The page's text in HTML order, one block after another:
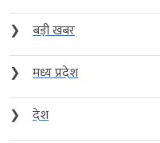
❯
बड़ी खबर
❯
मध्य प्रदेश
❯
देश